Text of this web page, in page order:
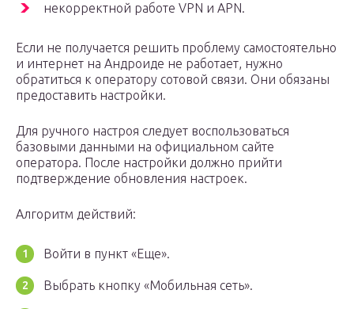
некорректной работе VPN и APN.
Если не получается решить проблему самостоятельно
и интернет на Андроиде не работает, нужно
обратиться к оператору сотовой связи. Они обязаны
предоставить настройки.
Для ручного настроя следует воспользоваться
базовыми данными на официальном сайте
оператора. После настройки должно прийти
подтверждение обновления настроек.
Алгоритм действий:
Войти в пункт «Еще».
Выбрать кнопку «Мобильная сеть».